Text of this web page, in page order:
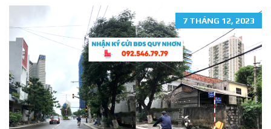
7 THÁNG 12, 2023